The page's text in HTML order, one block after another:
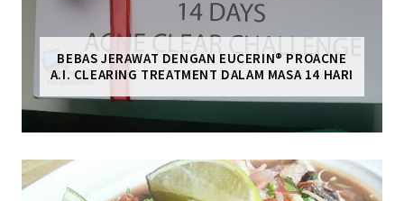
BEBAS JERAWAT DENGAN EUCERIN® PROACNE
A.I. CLEARING TREATMENT DALAM MASA 14 HARI